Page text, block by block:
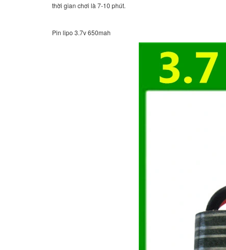
thời gian chơi là 7-10 phút.
Pin lipo 3.7v 650mah